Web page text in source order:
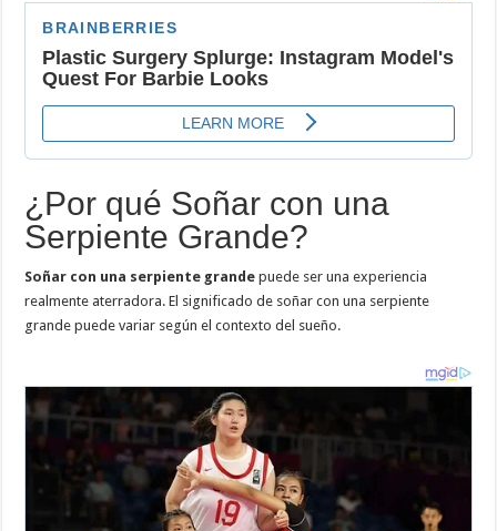
¿Por qué Soñar con una
Serpiente Grande?
Soñar con una serpiente grande puede ser una experiencia
realmente aterradora. El significado de soñar con una serpiente
grande puede variar según el contexto del sueño.